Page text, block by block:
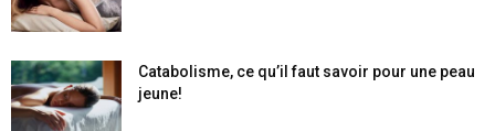
Catabolisme, ce qu’il faut savoir pour une peau
jeune!